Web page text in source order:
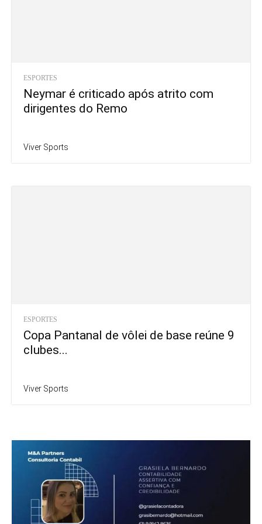
ESPORTES
Neymar é criticado após atrito com
dirigentes do Remo
Viver Sports
ESPORTES
Copa Pantanal de vôlei de base reúne 9
clubes...
Viver Sports